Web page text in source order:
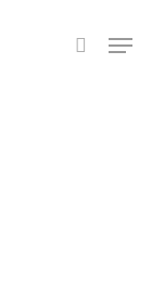
search